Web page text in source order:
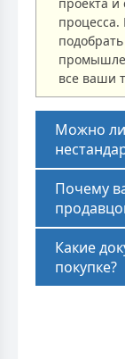
все ваши
Можно ли
Почему
Какие
покупке?